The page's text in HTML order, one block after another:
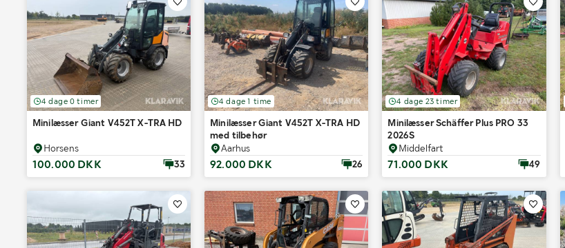
4 dage 0 timer
Minilæsser Giant V452T X-TRA HD
Horsens
100.000 DKK 33
4 dage 1 time
Minilæsser Giant V452T X-TRA HD
med tilbehør
Aarhus
92.000 DKK 26
4 dage 23 timer
Minilæsser Schäffer Plus PRO 33
2026S
Middelfart
71.000 DKK 49